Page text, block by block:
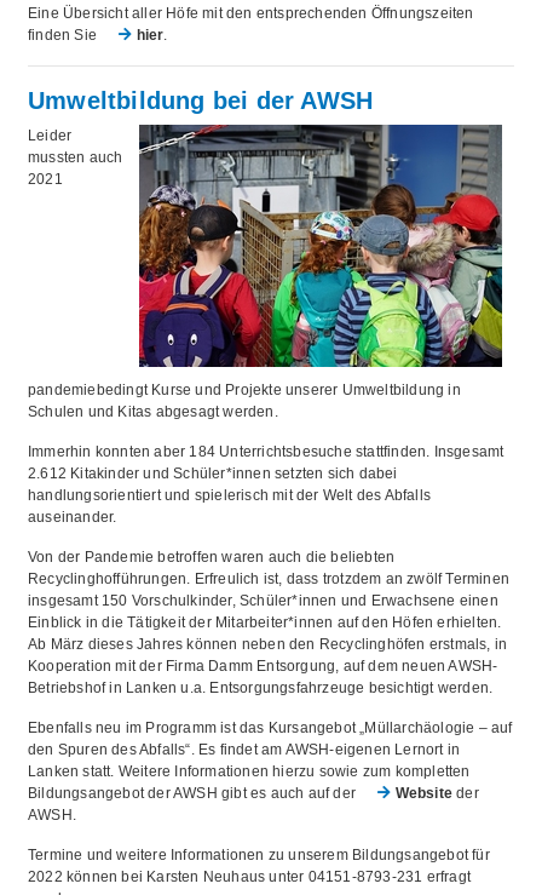
Eine Übersicht aller Höfe mit den entsprechenden Öffnungszeiten
finden Sie
hier.
Umweltbildung bei der AWSH
Leider
mussten auch
2021
pandemiebedingt Kurse und Projekte unserer Umweltbildung in
Schulen und Kitas abgesagt werden.
Immerhin konnten aber 184 Unterrichtsbesuche stattfinden. Insgesamt
2.612 Kitakinder und Schüler*innen setzten sich dabei
handlungsorientiert und spielerisch mit der Welt des Abfalls
auseinander.
Von der Pandemie betroffen waren auch die beliebten
Recyclinghofführungen. Erfreulich ist, dass trotzdem an zwölf Terminen
insgesamt 150 Vorschulkinder, Schüler*innen und Erwachsene einen
Einblick in die Tätigkeit der Mitarbeiter*innen auf den Höfen erhielten.
Ab März dieses Jahres können neben den Recyclinghöfen erstmals, in
Kooperation mit der Firma Damm Entsorgung, auf dem neuen AWSH-
Betriebshof in Lanken u.a. Entsorgungsfahrzeuge besichtigt werden.
Ebenfalls neu im Programm ist das Kursangebot „Müllarchäologie – auf
den Spuren des Abfalls“. Es findet am AWSH-eigenen Lernort in
Lanken statt. Weitere Informationen hierzu sowie zum kompletten
Bildungsangebot der AWSH gibt es auch auf der
Website der
AWSH.
Termine und weitere Informationen zu unserem Bildungsangebot für
2022 können bei Karsten Neuhaus unter 04151-8793-231 erfragt